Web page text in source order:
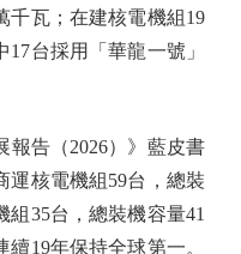
千瓦；在建核電機組19
台採用「華龍一號」
告（2026）》藍皮書
運核電機組59台，總裝
組35台，總裝機容量41
19年保持全球第一。